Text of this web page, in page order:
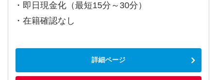
・即日現金化（最短15分～30分）
・在籍確認なし
詳細ページ